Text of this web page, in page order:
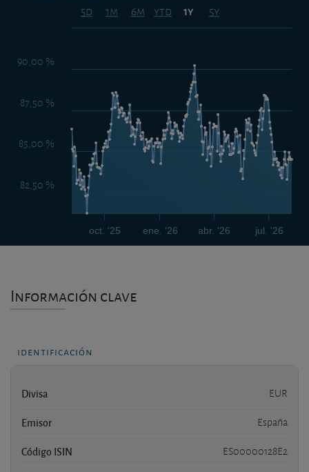
5d 1m 6m ytd 1y 5y
ene. '26 jul. '26
oct. '25 abr. '26
82,50 %
85,00 %
87,50 %
90,00 %
Información clave
identificación
Divisa EUR
Emisor España
Código ISIN ES00000128E2